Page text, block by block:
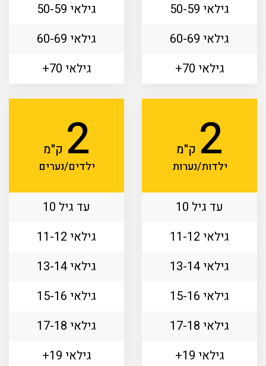
גילאי 50-59
גילאי 60-69
גילאי 70+
גילאי 50-59
גילאי 60-69
גילאי 70+
2 ק"מ
ילדות/נערות
עד גיל 10
גילאי 11-12
גילאי 13-14
גילאי 15-16
גילאי 17-18
גילאי 19+
2 ק"מ
ילדים/נערים
עד גיל 10
גילאי 11-12
גילאי 13-14
גילאי 15-16
גילאי 17-18
גילאי 19+